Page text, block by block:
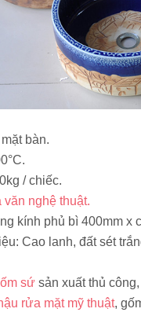
bàn.
/ chiếc.
văn nghệ thuật.
kính phủ bì 400mm x
Cao lanh, đất sét
sứsản xuất thủ công,
rửa mặt mỹ thuật,